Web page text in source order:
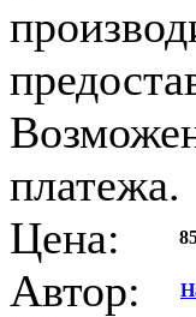
платежа.
Цена:
Автор: